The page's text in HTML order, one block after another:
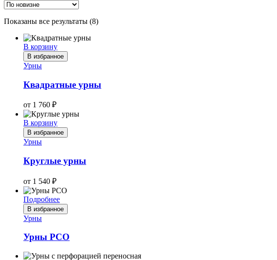
Показаны все результаты (8)Сортировка:
В корзину
В избранное
Урны
Квадратные урны
от 1 760 ₽
В корзину
В избранное
Урны
Круглые урны
от 1 540 ₽
Подробнее
В избранное
Урны
Урны РСО